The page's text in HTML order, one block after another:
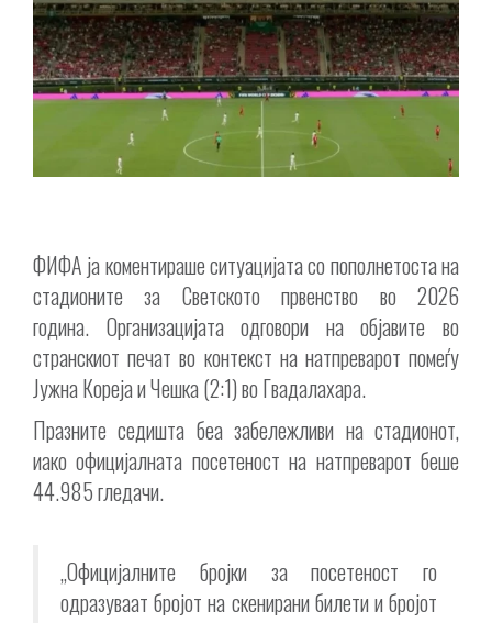
ФИФА ја коментираше ситуацијата со пополнетоста на
стадионите за Светското првенство во 2026
година. Организацијата одговори на објавите во
странскиот печат во контекст на натпреварот помеѓу
Јужна Кореја и Чешка (2:1) во Гвадалахара.
Празните седишта беа забележливи на стадионот,
иако официјалната посетеност на натпреварот беше
44.985 гледачи.
„Официјалните бројки за посетеност го
одразуваат бројот на скенирани билети и бројот